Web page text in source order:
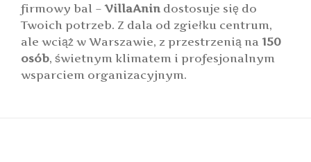
firmowy bal –VillaAnin dostosuje się do
Twoich potrzeb. Z dala od zgiełku centrum,
ale wciąż w Warszawie, z przestrzenią na 150
osób, świetnym klimatem i profesjonalnym
wsparciem organizacyjnym.